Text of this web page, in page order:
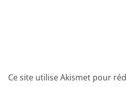
Ce site utilise Akismet pour